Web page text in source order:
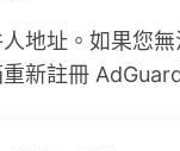
地址。如果您
新註冊